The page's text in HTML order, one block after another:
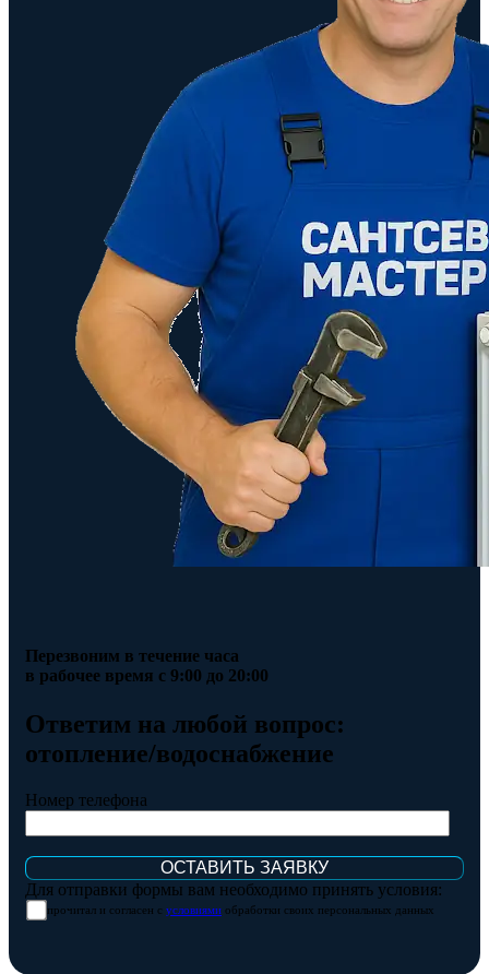
Перезвоним в течение часа
в рабочее время с 9:00 до 20:00
Ответим на любой вопрос:
отопление/водоснабжение
Номер телефона
Для отправки формы вам необходимо принять условия:
прочитал и согласен с условиями обработки своих персональных данных